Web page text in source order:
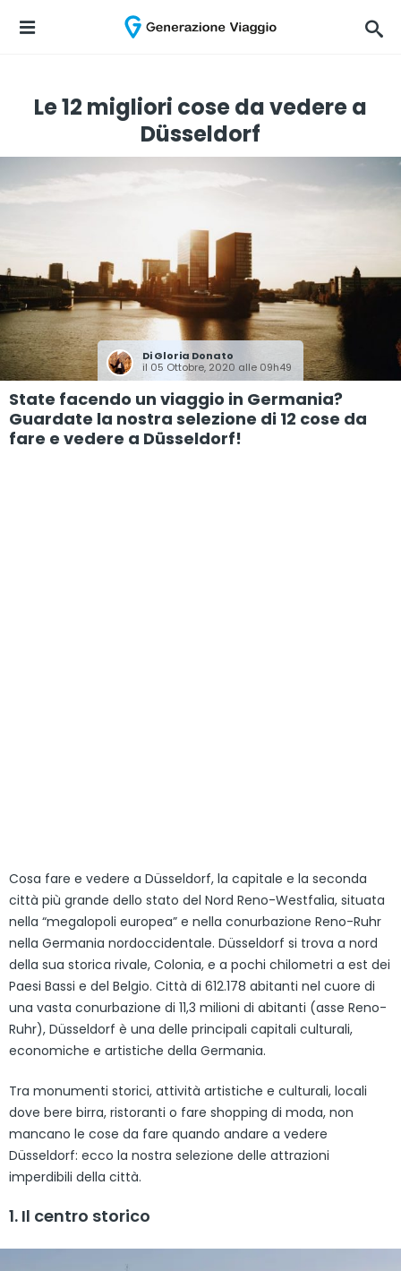
Le 12 migliori cose da vedere a
Düsseldorf
DiGloria Donato
il 05 Ottobre, 2020 alle 09h49
State facendo un viaggio in Germania?
Guardate la nostra selezione di 12 cose da
fare e vedere a Düsseldorf!
Cosa fare e vedere a Düsseldorf, la capitale e la seconda
città più grande dello stato del Nord Reno-Westfalia, situata
nella “megalopoli europea” e nella conurbazione Reno-Ruhr
nella Germania nordoccidentale. Düsseldorf si trova a nord
della sua storica rivale, Colonia, e a pochi chilometri a est dei
Paesi Bassi e del Belgio. Città di 612.178 abitanti nel cuore di
una vasta conurbazione di 11,3 milioni di abitanti (asse Reno-
Ruhr), Düsseldorf è una delle principali capitali culturali,
economiche e artistiche della Germania.
Tra monumenti storici, attività artistiche e culturali, locali
dove bere birra, ristoranti o fare shopping di moda, non
mancano le cose da fare quando andare a vedere
Düsseldorf: ecco la nostra selezione delle attrazioni
imperdibili della città.
1. Il centro storico